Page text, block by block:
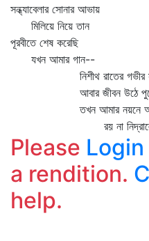
সন্ধ্যাবেলার সোনার আভায়
মিলিয়ে নিয়ে তান
পূরবীতে শেষ করেছি
যখন আমার গান--
নিশীথ রাতের গভীর
আবার জীবন উঠে
তখন আমার নয়নে
রয় না
Please Login
a rendition.
help.